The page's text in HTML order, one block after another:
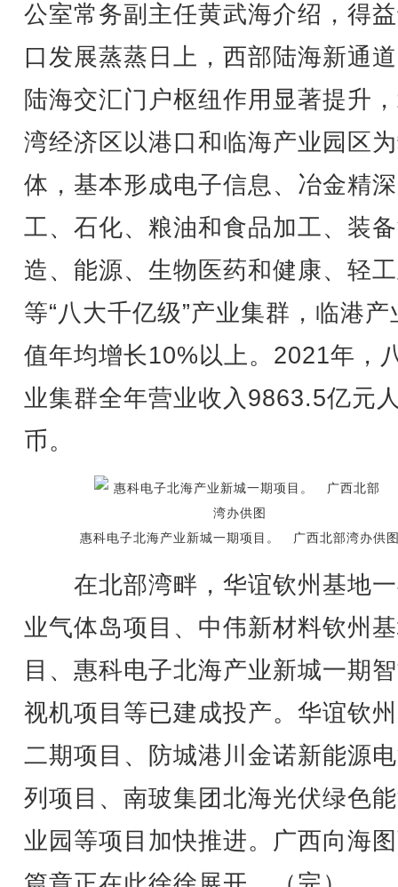
公室常务副主任黄武海介绍，得
口发展蒸蒸日上，西部陆海新通
陆海交汇门户枢纽作用显著提升
湾经济区以港口和临海产业园区
体，基本形成电子信息、冶金精
工、石化、粮油和食品加工、装
造、能源、生物医药和健康、轻
等“八大千亿级”产业集群，临港产
值年均增长10%以上。2021年，
业集群全年营业收入9863.5亿元
币。
惠科电子北海产业新城一期项目。 广西北部湾办供
在北部湾畔，华谊钦州基地
业气体岛项目、中伟新材料钦州
目、惠科电子北海产业新城一期
视机项目等已建成投产。华谊钦
二期项目、防城港川金诺新能源
列项目、南玻集团北海光伏绿色
业园等项目加快推进。广西向海